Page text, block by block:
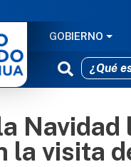
GOBIERNO
la visita